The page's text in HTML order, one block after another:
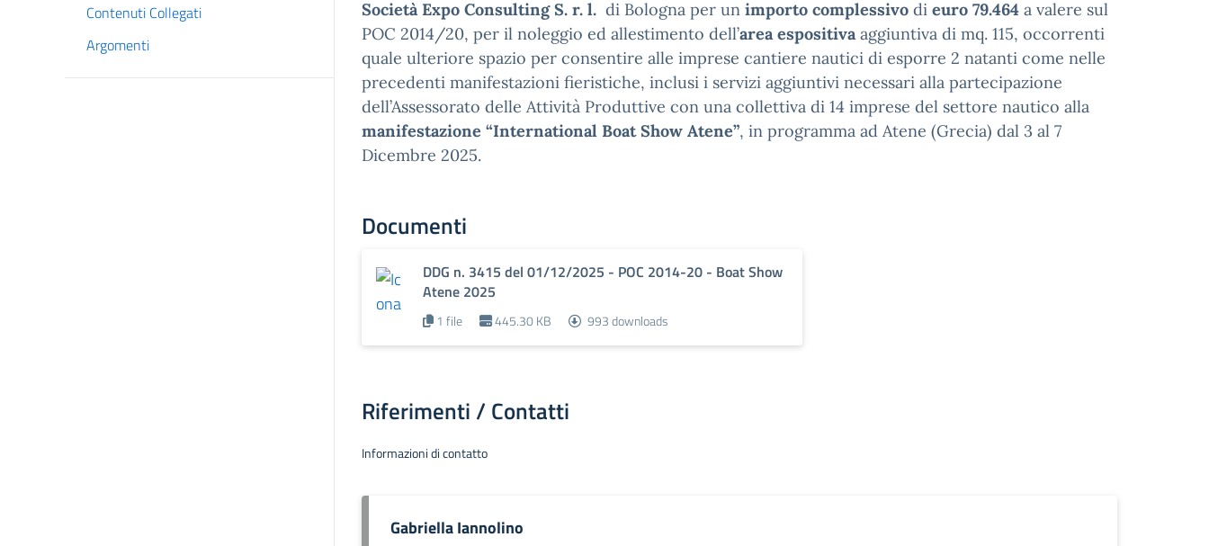
Contenuti Collegati
Argomenti
Società Expo Consulting S. r. l. di Bologna per un importo complessivo di euro 79.464 a valere sul
POC 2014/20, per il noleggio ed allestimento dell’area espositivaaggiuntiva di mq. 115, occorrenti
quale ulteriore spazio per consentire alle imprese cantiere nautici di esporre 2 natanti come nelle
precedenti manifestazioni fieristiche, inclusi i servizi aggiuntivi necessari alla partecipazione
dell’Assessorato delle Attività Produttive con una collettiva di 14 imprese del settore nautico alla
manifestazione “International Boat Show Atene”, in programma ad Atene (Grecia) dal 3 al 7
Dicembre 2025.
Documenti
DDG n. 3415 del 01/12/2025 - POC 2014-20 - Boat Show
Atene 2025
1 file 445.30 KB 993 downloads
Riferimenti / Contatti
Informazioni di contatto
Gabriella Iannolino